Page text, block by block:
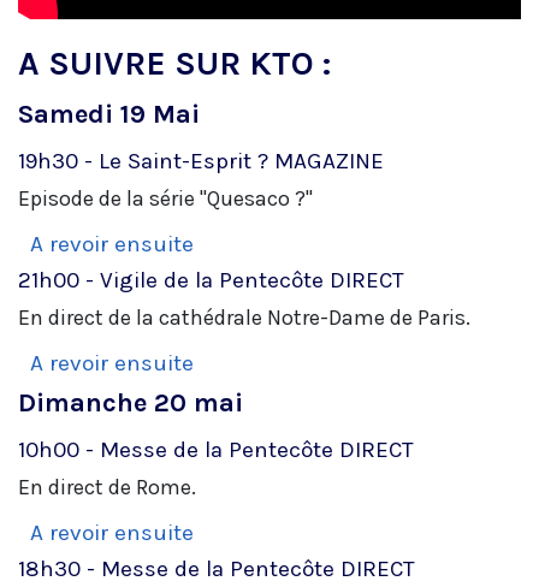
A SUIVRE SUR KTO :
Samedi 19 Mai
19h30 - Le Saint-Esprit ? MAGAZINE
Episode de la série "Quesaco ?"
A revoir ensuite
21h00 - Vigile de la Pentecôte DIRECT
En direct de la cathédrale Notre-Dame de Paris.
A revoir ensuite
Dimanche 20 mai
10h00 - Messe de la Pentecôte DIRECT
En direct de Rome.
A revoir ensuite
18h30 - Messe de la Pentecôte DIRECT